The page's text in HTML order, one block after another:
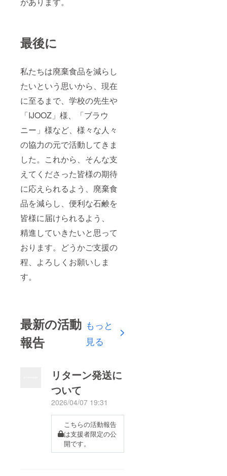
最後に
私たちは廃棄食品を減らし
たいという思いから、現在
に至るまで、学校の先生や
「IJOOZ」様、「ブラウ
ニー」様など、様々な人々
の協力の元で活動してきま
した。これから、そんな支
えてくださった皆様の期待
に応えられるよう、廃棄食
品を減らし、便利な石鹸を
皆様に届けられるよう、
精進していきたいと思って
おります。どうかご支援の
程、よろしくお願いしま
す。
最新の活動
報告
もっと
見る
リターン発送に
ついて
2026/04/07 19:31
こちらの活動報告
は支援者限定の公
開です。